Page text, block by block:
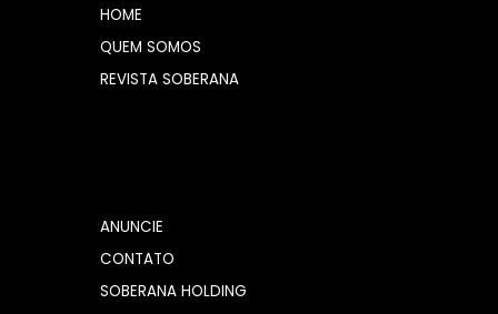
HOME
QUEM SOMOS
REVISTA SOBERANA
ANUNCIE
CONTATO
SOBERANA HOLDING